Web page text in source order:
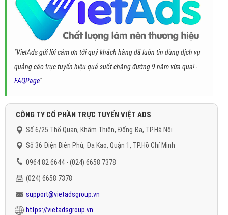
"VietAds gửi lời cảm ơn tới quý khách hàng đã luôn tin dùng dịch vụ
quảng cáo trực tuyến hiệu quả suốt chặng đường 9 năm vừa qua! -
FAQPage"
CÔNG TY CỔ PHẦN TRỰC TUYẾN VIỆT ADS
Số 6/25 Thổ Quan, Khâm Thiên, Đống Đa, TP.Hà Nội
Số 36 Điện Biên Phủ, Đa Kao, Quận 1, TP.Hồ Chí Minh
0964 82 6644 - (024) 6658 7378
(024) 6658 7378
support@vietadsgroup.vn
https://vietadsgroup.vn